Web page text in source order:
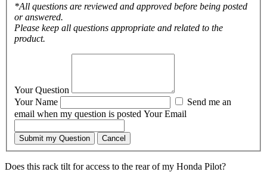
*All questions are reviewed and approved before being posted
or answered.
Please keep all questions appropriate and related to the
product.
Your Question
Your Name
email when my question is posted Your Email
Submit my Question Cancel
Does this rack tilt for access to the rear of my Honda Pilot?